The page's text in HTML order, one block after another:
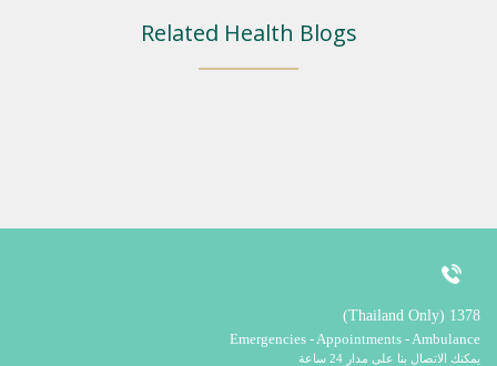
Related Health Blogs
1378 (Thailand Only)
Emergencies - Appointments - Ambulance
يمكنك الاتصال بنا على مدار 24 ساعة